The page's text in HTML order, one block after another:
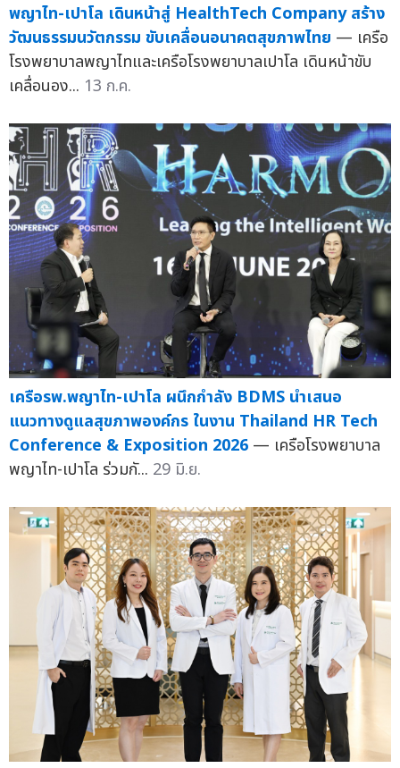
พญาไท-เปาโล เดินหน้าสู่ HealthTech Company สร้าง
วัฒนธรรมนวัตกรรม ขับเคลื่อนอนาคตสุขภาพไทย — เครือ
โรงพยาบาลพญาไทและเครือโรงพยาบาลเปาโล เดินหน้าขับ
เคลื่อนอง... 13 ก.ค.
เครือรพ.พญาไท-เปาโล ผนึกกำลัง BDMS นำเสนอ
แนวทางดูแลสุขภาพองค์กร ในงาน Thailand HR Tech
Conference & Exposition 2026 — เครือโรงพยาบาล
พญาไท-เปาโล ร่วมกั... 29 มิ.ย.